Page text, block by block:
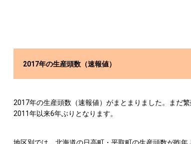
2017年の生産頭数（速報値）
2017年の生産頭数（速報値）がまとまりました。まだ
2011年以来6年ぶりとなります。